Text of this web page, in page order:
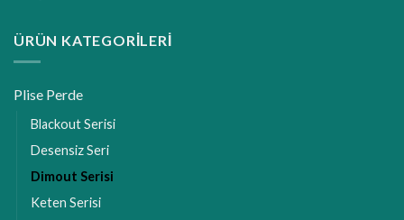
ÜRÜN KATEGORILERI
Plise Perde
Blackout Serisi
Desensiz Seri
Dimout Serisi
Keten Serisi